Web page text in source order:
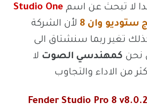
لا تبحث عن اسم Studio One
ستوديو وان 8
لأن الشركة
تغير ربما سنشتاق الى
نحن كمهندسي الصوت لا
من الاداء والتجاوب
Fender Studio Pro 8 v8.0.2